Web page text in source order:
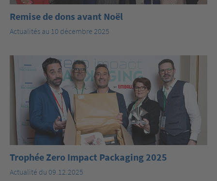
Remise de dons avant Noël
Actualités au 10 décembre 2025
Trophée Zero Impact Packaging 2025
Actualité du 09.12.2025